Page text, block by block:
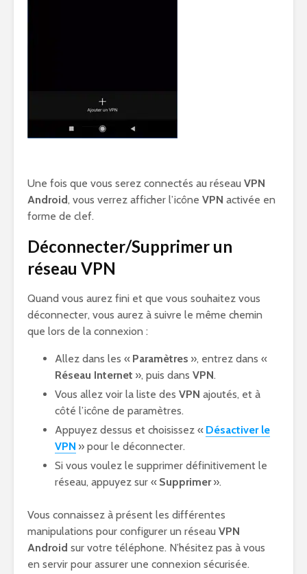
Une fois que vous serez connectés au réseau VPN
Android, vous verrez afficher l’icône VPN activée en
forme de clef.
Déconnecter/Supprimer un
réseau VPN
Quand vous aurez fini et que vous souhaitez vous
déconnecter, vous aurez à suivre le même chemin
que lors de la connexion :
Allez dans les « Paramètres », entrez dans «
Réseau Internet », puis dans VPN.
Vous allez voir la liste des VPN ajoutés, et à
côté l’icône de paramètres.
Appuyez dessus et choisissez « Désactiver le
VPN » pour le déconnecter.
Si vous voulez le supprimer définitivement le
réseau, appuyez sur « Supprimer».
Vous connaissez à présent les différentes
manipulations pour configurer un réseau VPN
Android sur votre téléphone. N’hésitez pas à vous
en servir pour assurer une connexion sécurisée.